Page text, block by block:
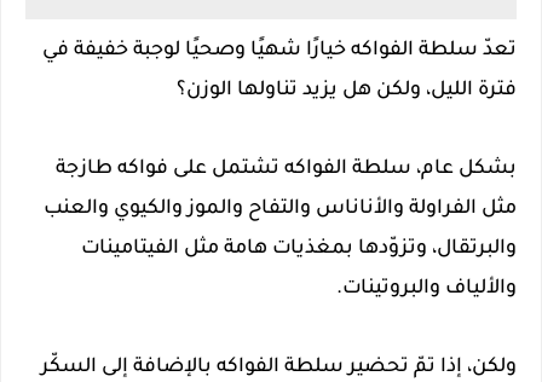
تعدّ سلطة الفواكه خيارًا شهيًا وصحيًا لوجبة خفيفة في
فترة الليل، ولكن هل يزيد تناولها الوزن؟
بشكل عام، سلطة الفواكه تشتمل على فواكه طازجة
مثل الفراولة والأناناس والتفاح والموز والكيوي والعنب
والبرتقال، وتزوّدها بمغذيات هامة مثل الفيتامينات
والألياف والبروتينات.
ولكن، إذا تمّ تحضير سلطة الفواكه بالإضافة إلى السكّر